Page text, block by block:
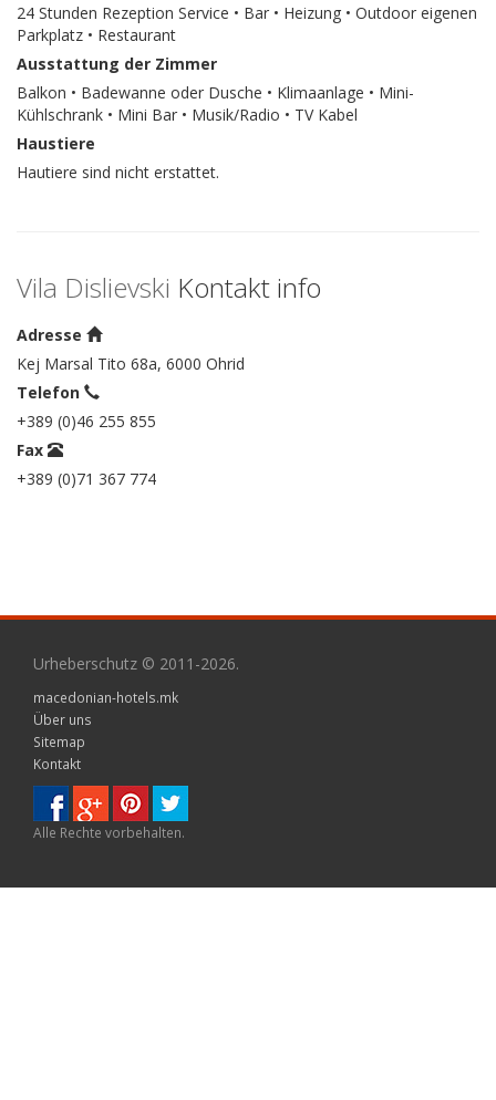
24 Stunden Rezeption Service • Bar • Heizung • Outdoor eigenen
Parkplatz • Restaurant
Ausstattung der Zimmer
Balkon • Badewanne oder Dusche • Klimaanlage • Mini-
Kühlschrank • Mini Bar • Musik/Radio • TV Kabel
Haustiere
Hautiere sind nicht erstattet.
Vila Dislievski Kontakt info
Adresse
Kej Marsal Tito 68a, 6000 Ohrid
Telefon
+389 (0)46 255 855
Fax
+389 (0)71 367 774
Urheberschutz © 2011-2026.
macedonian-hotels.mk
Über uns
Sitemap
Kontakt
Alle Rechte vorbehalten.